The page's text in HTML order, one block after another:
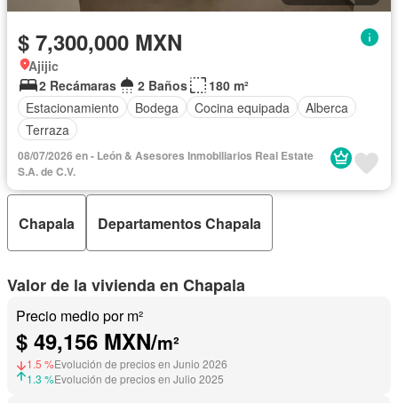
$ 7,300,000 MXN
Ajijic
2 Recámaras
2 Baños
180 m²
Estacionamiento
Bodega Cocina equipada
Alberca
Terraza
08/07/2026 en - León & Asesores Inmobiliarios Real Estate
S.A. de C.V.
Chapala Departamentos Chapala
Valor de la vivienda en Chapala
Precio medio por m²
$ 49,156 MXN/m²
1.5 %Evolución de precios en Junio 2026
1.3 %Evolución de precios en Julio 2025